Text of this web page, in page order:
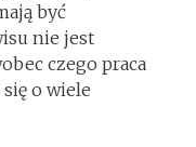
być
nie jest
czego praca
o wiele